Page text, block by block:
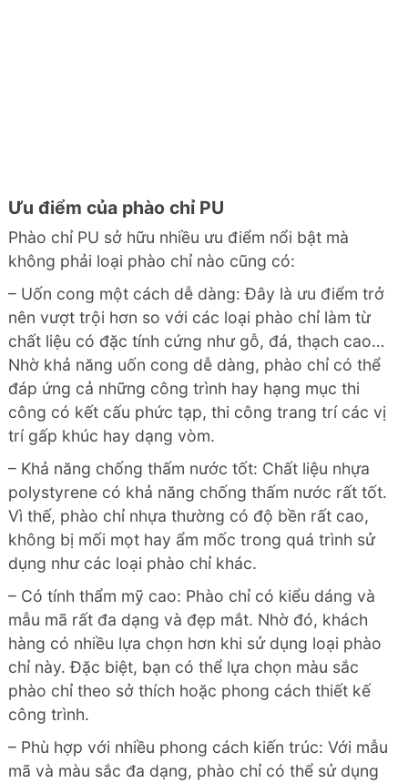
Ưu điểm của phào chỉ PU
Phào chỉ PU sở hữu nhiều ưu điểm nổi bật mà
không phải loại phào chỉ nào cũng có:
– Uốn cong một cách dễ dàng: Đây là ưu điểm trở
nên vượt trội hơn so với các loại phào chỉ làm từ
chất liệu có đặc tính cứng như gỗ, đá, thạch cao…
Nhờ khả năng uốn cong dễ dàng, phào chỉ có thể
đáp ứng cả những công trình hay hạng mục thi
công có kết cấu phức tạp, thi công trang trí các vị
trí gấp khúc hay dạng vòm.
– Khả năng chống thấm nước tốt: Chất liệu nhựa
polystyrene có khả năng chống thấm nước rất tốt.
Vì thế, phào chỉ nhựa thường có độ bền rất cao,
không bị mối mọt hay ẩm mốc trong quá trình sử
dụng như các loại phào chỉ khác.
– Có tính thẩm mỹ cao: Phào chỉ có kiểu dáng và
mẫu mã rất đa dạng và đẹp mắt. Nhờ đó, khách
hàng có nhiều lựa chọn hơn khi sử dụng loại phào
chỉ này. Đặc biệt, bạn có thể lựa chọn màu sắc
phào chỉ theo sở thích hoặc phong cách thiết kế
công trình.
– Phù hợp với nhiều phong cách kiến trúc: Với mẫu
mã và màu sắc đa dạng, phào chỉ có thể sử dụng